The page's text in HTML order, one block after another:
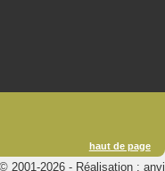
haut de page
2001-2026 - Réalisation : anvi